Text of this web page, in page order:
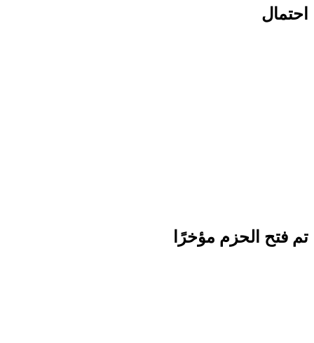
احتمال
تم فتح الحزم مؤخرًا